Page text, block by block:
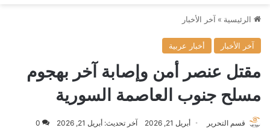
الرئيسية » آخر الأخبار
آخر الأخبار أخبار عربية
مقتل عنصر أمن وإصابة آخر بهجوم
مسلح جنوب العاصمة السورية
قسم التحرير أبريل 21, 2026 آخر تحديث: أبريل 21, 2026 0